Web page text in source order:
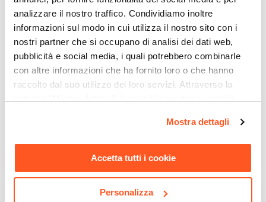
analizzare il nostro traffico. Condividiamo inoltre
informazioni sul modo in cui utilizza il nostro sito con i
nostri partner che si occupano di analisi dei dati web,
pubblicità e social media, i quali potrebbero combinarle
con altre informazioni che ha fornito loro o che hanno
raccolto dal suo utilizzo dei loro servizi. Attraverso la
momento. Per maggiori informazioni si invita a leggere la
Mostra dettagli
Accetta tutti i cookie
Personalizza
Dimensione Entrata
37,5 cm
Materiale Anta
Vetro temperato
Finitura Anta
Spessore Anta
Materiale Profilo
CODICE:TAIGA
miscelatore termostatico
CODICE:LGM-PC
cromo con deviatore e